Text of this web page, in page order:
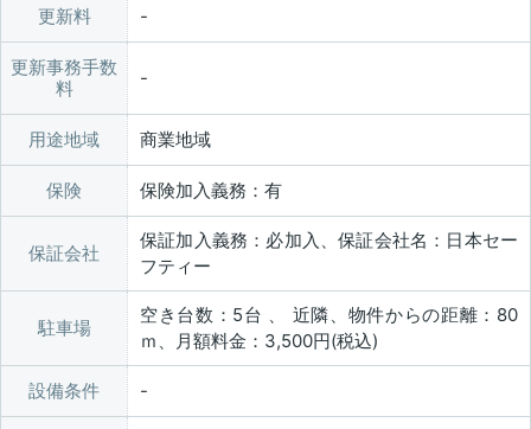
更新料
更新事務手数
料
用途地域 商業地域
保険 保険加入義務：有
保証会社
保証加入義務：必加入、保証会社名：日本セー
フティー
駐車場
空き台数：5台 、 近隣、物件からの距離：80
ｍ、月額料金：3,500円(税込)
設備条件